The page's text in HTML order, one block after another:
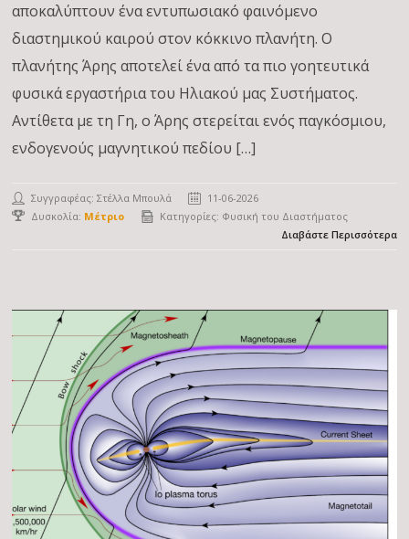
αποκαλύπτουν ένα εντυπωσιακό φαινόμενο
διαστημικού καιρού στον κόκκινο πλανήτη. Ο
πλανήτης Άρης αποτελεί ένα από τα πιο γοητευτικά
φυσικά εργαστήρια του Ηλιακού μας Συστήματος.
Αντίθετα με τη Γη, ο Άρης στερείται ενός παγκόσμιου,
ενδογενούς μαγνητικού πεδίου […]
Συγγραφέας:Στέλλα Μπουλά
11-06-2026
Δυσκολία: Μέτριο Κατηγορίες: Φυσική του Διαστήματος
Διαβάστε Περισσότερα